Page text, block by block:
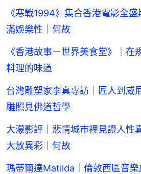
《寒戰1994》集合香港電影全
滿娛樂性｜何故
《香港故事－世界美食堂》｜在
料理的味道
台灣雕塑家李真專訪｜匠人到
雕照見佛道哲學
大濛影評｜悲情城市裡見證人
大放異彩｜何故
瑪蒂爾達Matilda｜倫敦西區音